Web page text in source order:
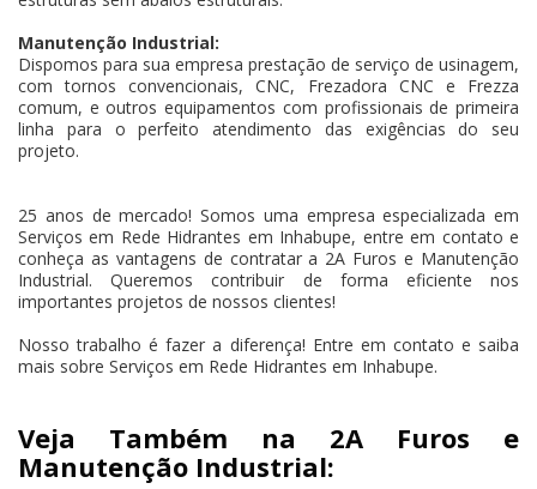
Manutenção Industrial:
Dispomos para sua empresa prestação de serviço de usinagem,
com tornos convencionais, CNC, Frezadora CNC e Frezza
comum, e outros equipamentos com profissionais de primeira
linha para o perfeito atendimento das exigências do seu
projeto.
25 anos de mercado! Somos uma empresa especializada em
Serviços em Rede Hidrantes em Inhabupe, entre em contato e
conheça as vantagens de contratar a 2A Furos e Manutenção
Industrial. Queremos contribuir de forma eficiente nos
importantes projetos de nossos clientes!
Nosso trabalho é fazer a diferença! Entre em contato e saiba
mais sobre Serviços em Rede Hidrantes em Inhabupe.
Veja Também na 2A Furos e
Manutenção Industrial: